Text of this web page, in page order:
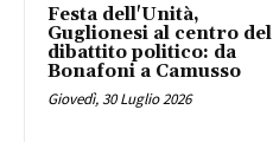
Festa dell'Unità,
Guglionesi al centro del
dibattito politico: da
Bonafoni a Camusso
Giovedì, 30 Luglio 2026